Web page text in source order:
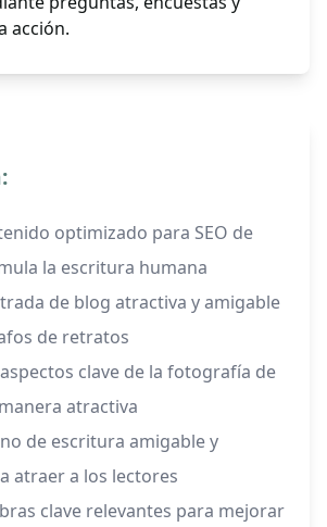
acción.
optimizado para SEO de
la escritura humana
de blog atractiva y amigable
de retratos
clave de la fotografía de
atractiva
de escritura amigable y
atraer a los lectores
clave relevantes para mejorar